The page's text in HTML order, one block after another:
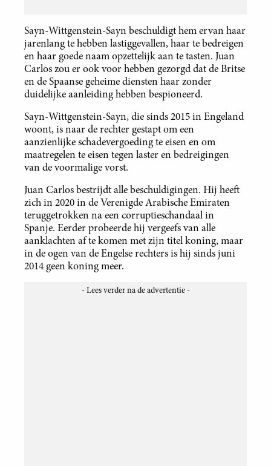
Sayn-Wittgenstein-Sayn beschuldigt hem ervan haar
jarenlang te hebben lastiggevallen, haar te bedreigen
en haar goede naam opzettelijk aan te tasten. Juan
Carlos zou er ook voor hebben gezorgd dat de Britse
en de Spaanse geheime diensten haar zonder
duidelijke aanleiding hebben bespioneerd.
Sayn-Wittgenstein-Sayn, die sinds 2015 in Engeland
woont, is naar de rechter gestapt om een
aanzienlijke schadevergoeding te eisen en om
maatregelen te eisen tegen laster en bedreigingen
van de voormalige vorst.
Juan Carlos bestrijdt alle beschuldigingen. Hij heeft
zich in 2020 in de Verenigde Arabische Emiraten
teruggetrokken na een corruptieschandaal in
Spanje. Eerder probeerde hij vergeefs van alle
aanklachten af te komen met zijn titel koning, maar
in de ogen van de Engelse rechters is hij sinds juni
2014 geen koning meer.